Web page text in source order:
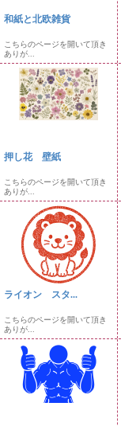
和紙と北欧雑貨
こちらのページを開いて頂き
ありが...
押し花 壁紙
こちらのページを開いて頂き
ありが...
ライオン スタ...
こちらのページを開いて頂き
ありが...